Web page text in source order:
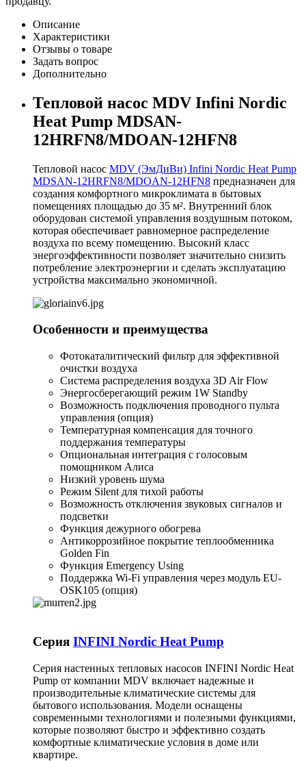
Описание
Характеристики
Отзывы о товаре
Задать вопрос
Дополнительно
Тепловой насос MDV Infini Nordic
Heat Pump MDSAN-
12HRFN8/MDOAN-12HFN8
Тепловой насос MDV (ЭмДиВи) Infini Nordic Heat Pump
MDSAN-12HRFN8/MDOAN-12HFN8 предназначен для
создания комфортного микроклимата в бытовых
помещениях площадью до 35 м². Внутренний блок
оборудован системой управления воздушным потоком,
которая обеспечивает равномерное распределение
воздуха по всему помещению. Высокий класс
энергоэффективности позволяет значительно снизить
потребление электроэнергии и сделать эксплуатацию
устройства максимально экономичной.
Особенности и преимущества
Фотокаталитический фильтр для эффективной
очистки воздуха
Система распределения воздуха 3D Air Flow
Энергосберегающий режим 1W Standby
Возможность подключения проводного пульта
управления (опция)
Температурная компенсация для точного
поддержания температуры
Опциональная интеграция с голосовым
помощником Алиса
Низкий уровень шума
Режим Silent для тихой работы
Возможность отключения звуковых сигналов и
подсветки
Функция дежурного обогрева
Антикоррозийное покрытие теплообменника
Golden Fin
Функция Emergency Using
Поддержка Wi-Fi управления через модуль EU-
OSK105 (опция)
Серия INFINI Nordic Heat Pump
Серия настенных тепловых насосов INFINI Nordic Heat
Pump от компании MDV включает надежные и
производительные климатические системы для
бытового использования. Модели оснащены
современными технологиями и полезными функциями,
которые позволяют быстро и эффективно создать
комфортные климатические условия в доме или
квартире.